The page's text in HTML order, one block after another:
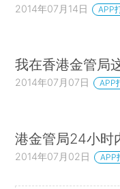
2014年07月14日 APP
我在香港金管局
2014年07月07日 APP
港金管局24小时
2014年07月02日 APP